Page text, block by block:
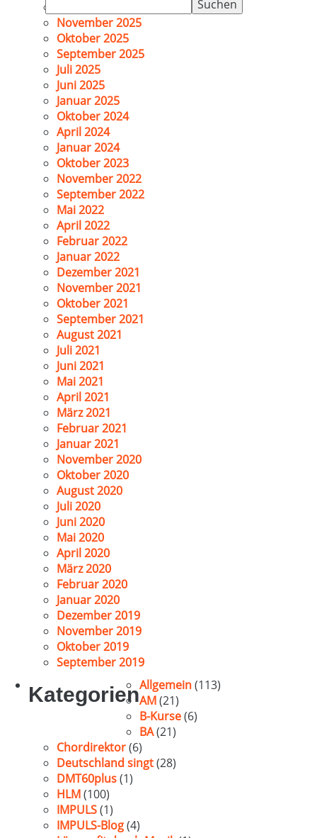
nach:
November 2025
Oktober 2025
September 2025
Juli 2025
Juni 2025
Januar 2025
Oktober 2024
April 2024
Januar 2024
Oktober 2023
November 2022
September 2022
Mai 2022
April 2022
Februar 2022
Januar 2022
Dezember 2021
November 2021
Oktober 2021
September 2021
August 2021
Juli 2021
Juni 2021
Mai 2021
April 2021
März 2021
Februar 2021
Januar 2021
November 2020
Oktober 2020
August 2020
Juli 2020
Juni 2020
Mai 2020
April 2020
März 2020
Februar 2020
Januar 2020
Dezember 2019
November 2019
Oktober 2019
September 2019
KategorienAllgemein(113)
AM(21)
B-Kurse(6)
BA(21)
Chordirektor(6)
Deutschland singt(28)
DMT60plus(1)
HLM(100)
IMPULS(1)
IMPULS-Blog(4)